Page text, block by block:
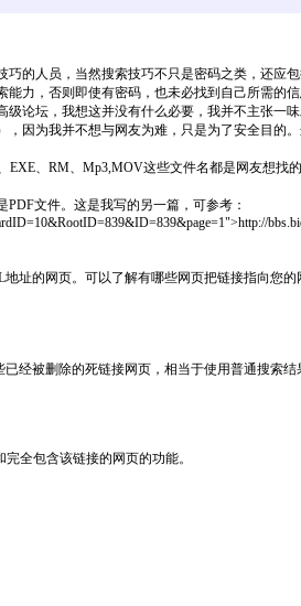
的人员，当然搜索技巧不只是密码之类，还应
力，否则即使有密码，也未必找到自己所需的
论坛，我想这并没有什么必要，我并不主张
因为我并不想与网友为难，只是为了安全目的
、RM、Mp3,MOV这些文件名都是网友想找
文件。这是我写的另一篇，可参考：
址的网页。可以了解有哪些网页把链接指向您的
经被删除的死链接网页，相当于使用普通搜索结
全包含该链接的网页的功能。